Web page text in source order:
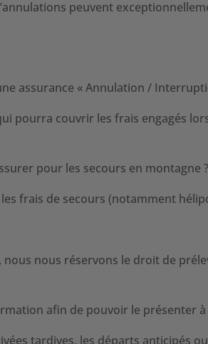
peuvent
assurance « Annulation /
pourra couvrir les frais engagés
pour les secours en montagne ?
frais de secours (notamment
nous nous réservons le droit de
afin de pouvoir le présenter
tardives, les départs anticipés